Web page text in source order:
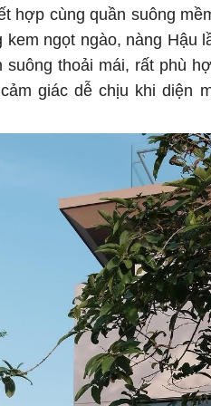
hợp cùng quần suông
ngọt ngào, nàng Hậu
thoải mái, rất phù
giác dễ chịu khi diện